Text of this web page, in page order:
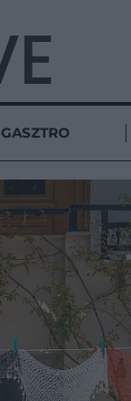
GASZTRO